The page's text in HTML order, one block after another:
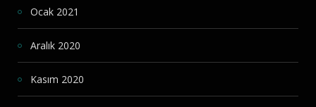
Ocak 2021
Aralık 2020
Kasım 2020